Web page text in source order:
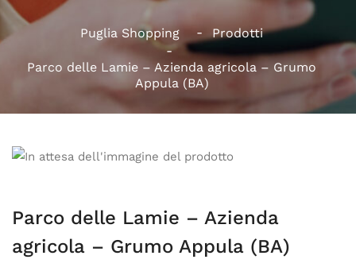
Puglia Shopping Prodotti
Parco delle Lamie – Azienda agricola – Grumo
Appula (BA)
Parco delle Lamie – Azienda
agricola – Grumo Appula (BA)